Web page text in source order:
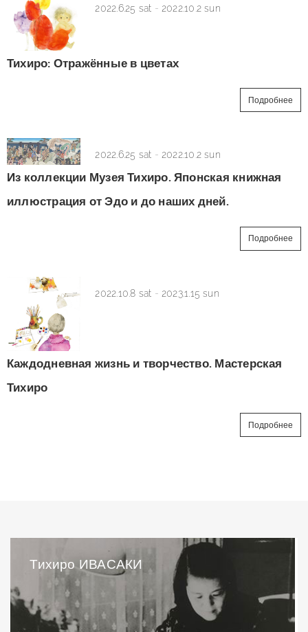
2022.6.25 sat - 2022.10.2 sun
Тихиро: Отражённые в цветах
Подробнее
2022.6.25 sat - 2022.10.2 sun
Из коллекции Музея Тихиро. Японская книжная
иллюстрация от Эдо и до наших дней.
Подробнее
2022.10.8 sat - 2023.1.15 sun
Каждодневная жизнь и творчество. Мастерская
Тихиро
Подробнее
Тихиро ИВАСАКИ